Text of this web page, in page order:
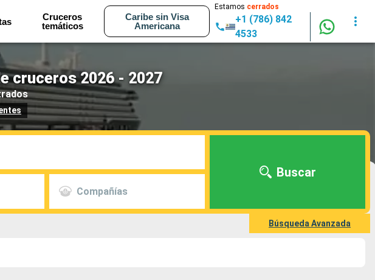
Cruceros
temáticos
Caribe sin Visa
Americana
Estamos cerrados
+1 (786) 842
4533
cruceros 2026 - 2027
Compañías
Buscar
Búsqueda Avanzada